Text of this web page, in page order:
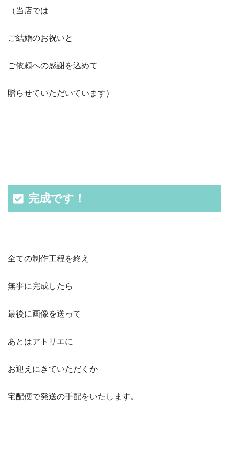
（当店では
ご結婚のお祝いと
ご依頼への感謝を込めて
贈らせていただいています）
完成です！
全ての制作工程を終え
無事に完成したら
最後に画像を送って
あとはアトリエに
お迎えにきていただくか
宅配便で発送の手配をいたします。